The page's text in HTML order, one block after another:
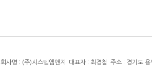
회사명 : (주)시스템엠앤지 대표자 : 최경철 주소 : 경기도